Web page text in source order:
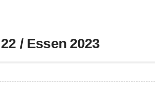
/ Essen 2023